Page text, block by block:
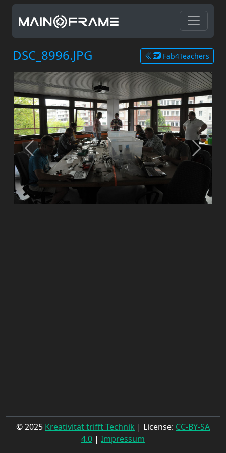
DSC_8996.JPG Fab4Teachers
© 2025 Kreativität trifft Technik | License: CC-BY-SA
4.0 | Impressum